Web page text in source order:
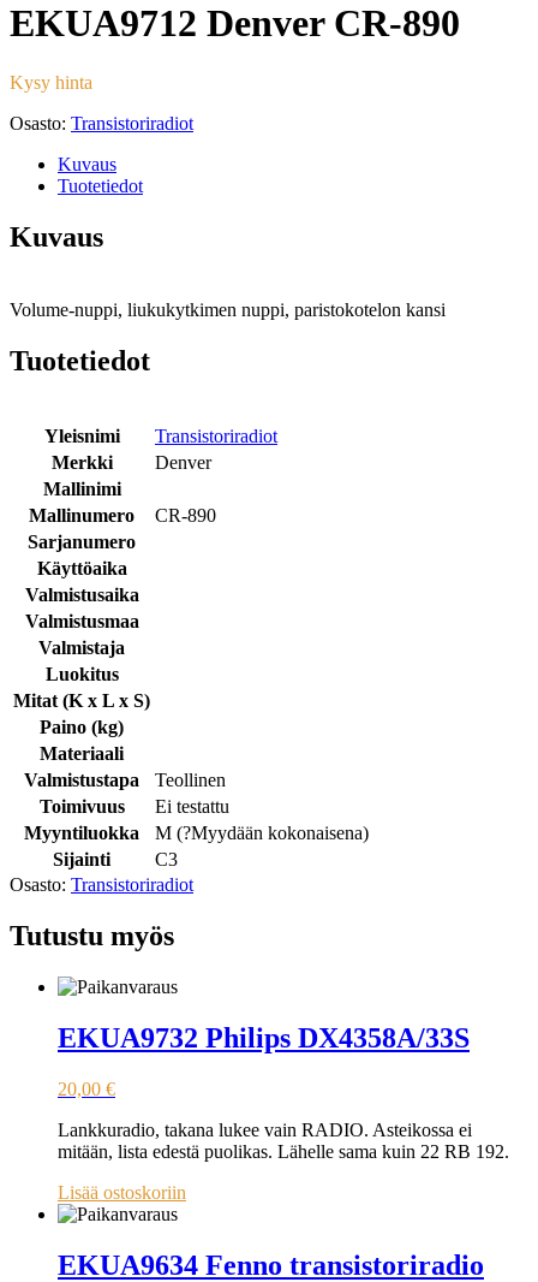
EKUA9712 Denver CR-890
Kysy hinta
Osasto: Transistoriradiot
Kuvaus
Tuotetiedot
Kuvaus
Volume-nuppi, liukukytkimen nuppi, paristokotelon kansi
Tuotetiedot
Yleisnimi
Transistoriradiot
Merkki
Denver
Mallinimi
Mallinumero
CR-890
Sarjanumero
Käyttöaika
Valmistusaika
Valmistusmaa
Valmistaja
Luokitus
Mitat (K x L x S)
Paino (kg)
Materiaali
Valmistustapa
Teollinen
Toimivuus
Ei testattu
Myyntiluokka
M (?Myydään kokonaisena)
Sijainti
C3
Osasto: Transistoriradiot
Tutustu myös
EKUA9732 Philips DX4358A/33S
20,00 €
Lankkuradio, takana lukee vain RADIO. Asteikossa ei
mitään, lista edestä puolikas. Lähelle sama kuin 22 RB 192.
Lisää ostoskoriin
EKUA9634 Fenno transistoriradio